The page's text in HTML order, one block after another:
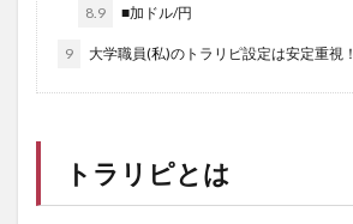
8.9 ■加ドル/円
9 大学職員(私)のトラリピ設定は安定重視！
トラリピとは